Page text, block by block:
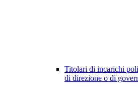
Titolari di incarichi
di direzione o di